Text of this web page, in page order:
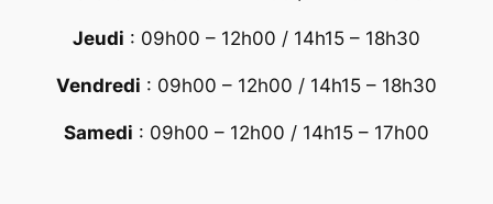
Jeudi : 09h00 – 12h00 / 14h15 – 18h30
Vendredi : 09h00 – 12h00 / 14h15 – 18h30
Samedi : 09h00 – 12h00 / 14h15 – 17h00